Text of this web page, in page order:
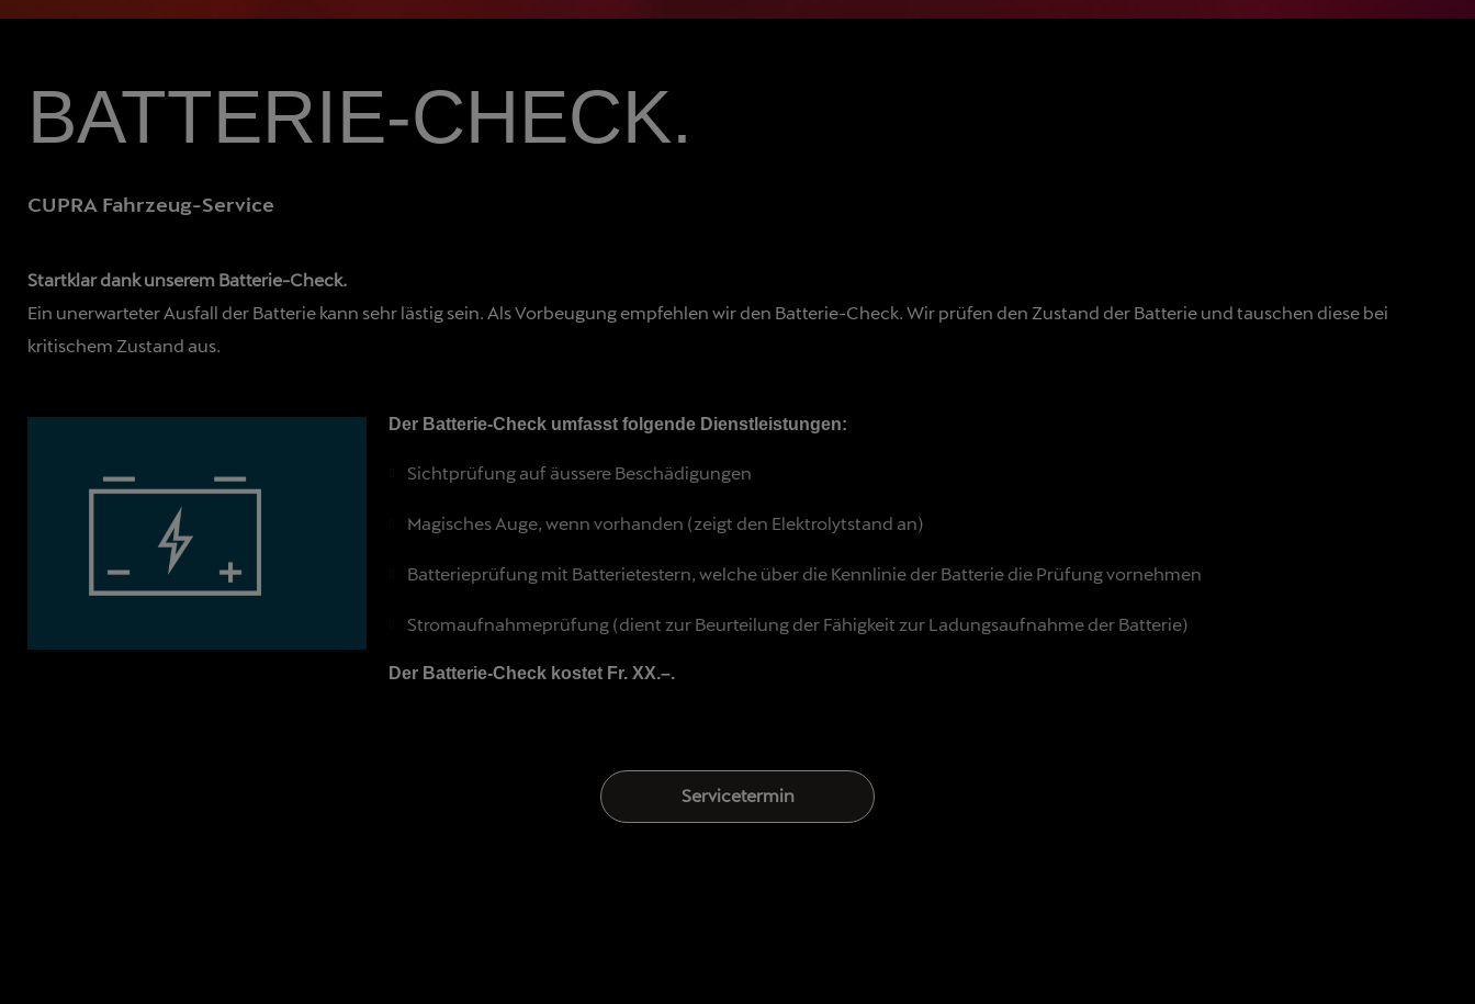
BATTERIE-CHECK.
CUPRA Fahrzeug-Service
Startklar dank unserem Batterie-Check.
Ein unerwarteter Ausfall der Batterie kann sehr lästig sein. Als Vorbeugung empfehlen wir den Batterie-Check. Wir prüfen den Zustand der Batterie und tauschen diese bei
kritischem Zustand aus.
Der Batterie-Check umfasst folgende Dienstleistungen:
Sichtprüfung auf äussere Beschädigungen
Magisches Auge, wenn vorhanden (zeigt den Elektrolytstand an)
Batterieprüfung mit Batterietestern, welche über die Kennlinie der Batterie die Prüfung vornehmen
Stromaufnahmeprüfung (dient zur Beurteilung der Fähigkeit zur Ladungsaufnahme der Batterie)
Der Batterie-Check kostet Fr. XX.–.
Servicetermin